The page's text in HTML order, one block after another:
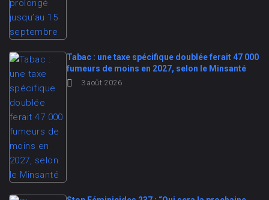
Tabac : une taxe spécifique doublée ferait 47 000
fumeurs de moins en 2027, selon le Minsanté
3 août 2026